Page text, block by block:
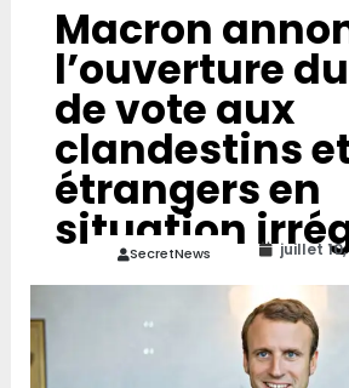
Macron
l’ouverture
de vote aux
clandestins
étrangers en
situation
SecretNews juillet 10,